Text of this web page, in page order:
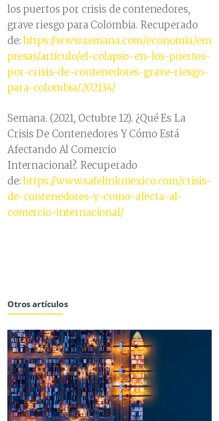
los puertos por crisis de contenedores,
grave riesgo para Colombia. Recuperado
de:https://www.semana.com/economia/em
presas/articulo/el-colapso-en-los-puertos-
por-crisis-de-contenedores-grave-riesgo-
para-colombia/202134/
Semana. (2021, Octubre 12). ¿Qué Es La
Crisis De Contenedores Y Cómo Está
Afectando Al Comercio
Internacional?. Recuperado
de:https://www.safelinkmexico.com/crisis-
de-contenedores-y-como-afecta-al-
comercio-internacional/
Otros artículos